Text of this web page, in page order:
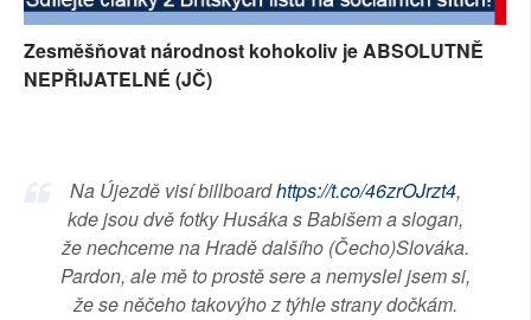
SOCIÁLNÍ SÍTĚ
RUBRIKY
Zesměšňovat národnost kohokoliv je ABSOLUTNĚ
NEPŘIJATELNÉ (JČ)
Na Újezdě visí billboardhttps://t.co/46zrOJrzt4,
kde jsou dvě fotky Husáka s Babišem a slogan,
že nechceme na Hradě dalšího (Čecho)Slováka.
Pardon, ale mě to prostě sere a nemyslel jsem si,
že se něčeho takovýho z týhle strany dočkám.